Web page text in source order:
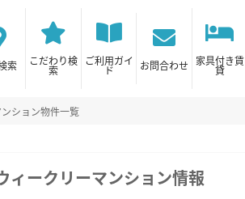
索 こだわり検
索
ご利用ガイ
ド お問合わせ 家具付き賃
貸
ション物件一覧
ィークリーマンション情報